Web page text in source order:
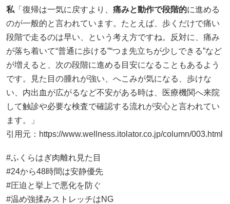
私 「復帰は一気に戻すより、 痛みと動作で段階的に進める
のが一般的と言われています。たとえば、歩くだけで痛い
段階で走るのは早い、という考え方ですね。反対に、痛み
が落ち着いて“普通に歩ける”“つま先立ちが少しできる”など
が増えると、次の段階に進める目安になることもあるよう
です。見た目の腫れが強い、へこみが気になる、歩けな
い、内出血が広がるなど不安がある時は、医療機関へ来院
して触診や必要な検査で確認する流れが安心と言われてい
ます。」
引用元： https://www.wellness.itolator.co.jp/column/003.html
#ふくらはぎ肉離れ見た目
#24から48時間は安静優先
#圧迫と挙上で悪化を防ぐ
#温め強揉みストレッチはNG